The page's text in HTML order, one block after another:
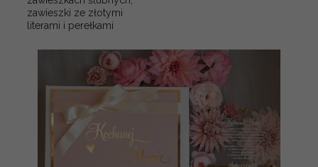
zawieszki ze złotymi
literami i perełkami